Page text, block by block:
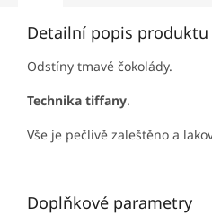
Detailní popis produktu
Odstíny tmavé čokolády.
Technika tiffany.
Vše je pečlivě zaleštěno a
Doplňkové parametry